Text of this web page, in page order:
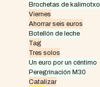
Brochetas de kalimotxo
Viernes
Ahorrar seis euros
Botellón de leche
Tag
Tres solos
Un euro por un céntimo
Peregrinación M30
Catalizar